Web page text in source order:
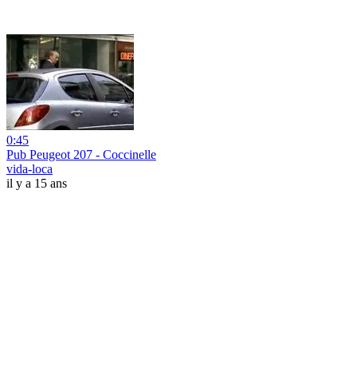
0:45
Pub Peugeot 207 - Coccinelle
vida-loca
il y a 15 ans